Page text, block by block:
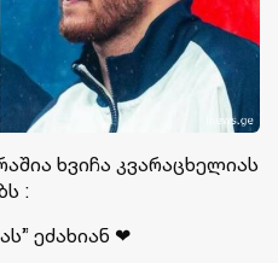
ხვიჩა კვარაცხელიას
:
ეძახიან ❤